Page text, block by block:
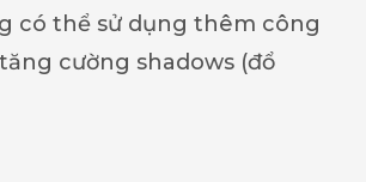
có thể sử dụng thêm công
cường shadows (đổ